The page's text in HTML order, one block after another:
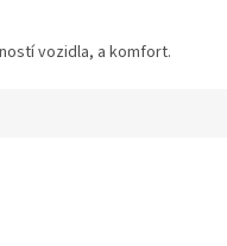
vozidla, a komfort.